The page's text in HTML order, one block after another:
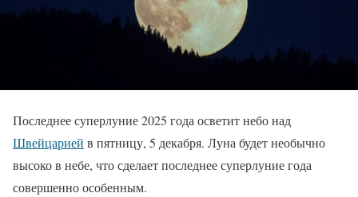
Последнее суперлуние 2025 года осветит небо над
Швейцарией в пятницу, 5 декабря. Луна будет необычно
высоко в небе, что сделает последнее суперлуние года
совершенно особенным.